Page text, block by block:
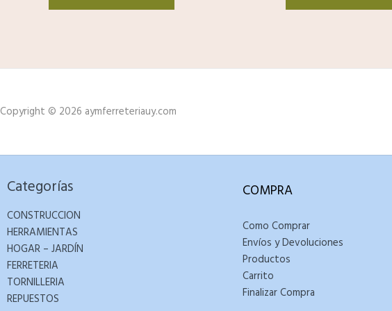
Copyright © 2026 aymferreteriauy.com
Categorías
CONSTRUCCION
HERRAMIENTAS
HOGAR – JARDÍN
FERRETERIA
TORNILLERIA
REPUESTOS
COMPRA
Como Comprar
Envíos y Devoluciones
Productos
Carrito
Finalizar Compra